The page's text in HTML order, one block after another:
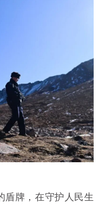
盾牌，在守护人民生